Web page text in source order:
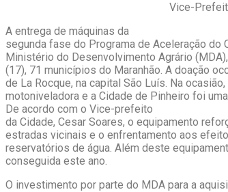
Vice-
A entrega de máquinas da
segunda fase do Programa de Aceleração do
Ministério do Desenvolvimento Agrário
(17), 71 municípios do Maranhão. A doação
de La Rocque, na capital São Luís. Na
motoniveladora e a Cidade de Pinheiro foi
De acordo com o Vice-prefeito
da Cidade, Cesar Soares, o equipamento
estradas vicinais e o enfrentamento aos
reservatórios de água. Além deste
conseguida este ano.
O investimento por parte do MDA para a